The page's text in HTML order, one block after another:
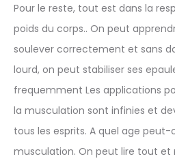
Pour le reste, tout est dans la
poids du corps.. On peut
soulever correctement et sans
lourd, on peut stabiliser ses
frequemment Les applications
la musculation sont infinies et
tous les esprits. A quel age
musculation. On peut lire tout et